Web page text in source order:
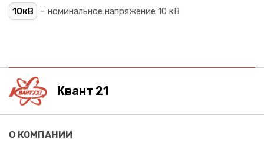
10кВ - номинальное напряжение 10 кВ
Квант 21
О КОМПАНИИ